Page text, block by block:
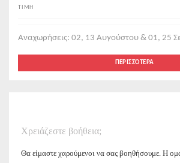
ΤΙΜΗ
Αναχωρήσεις: 02, 13 Αυγούστου & 01, 25
ΠΕΡΙΣΣΌΤΕΡΑ
Χρειάζεστε βοήθεια;
Θα είμαστε χαρούμενοι να σας βοηθήσουμε. Η